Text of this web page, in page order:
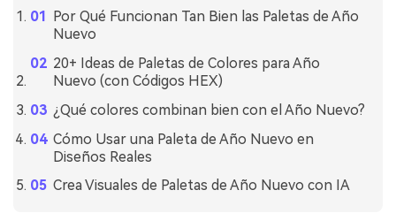
Por Qué Funcionan Tan Bien las Paletas de Año
Nuevo
20+ Ideas de Paletas de Colores para Año
Nuevo (con Códigos HEX)
¿Qué colores combinan bien con el Año Nuevo?
Cómo Usar una Paleta de Año Nuevo en
Diseños Reales
Crea Visuales de Paletas de Año Nuevo con IA